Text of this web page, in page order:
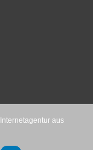
Internetagentur aus